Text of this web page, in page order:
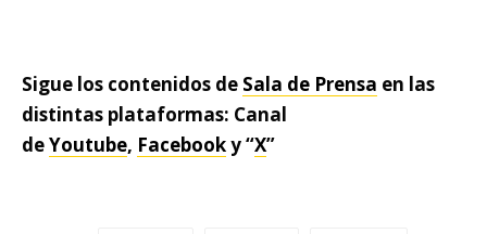
Sigue los contenidos de Sala de Prensa en las
distintas plataformas: Canal
deYoutube, Facebooky “X”